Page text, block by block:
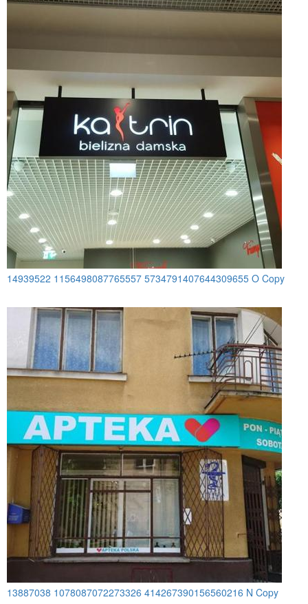
14939522 1156498087765557 5734791407644309655 O Copy
13887038 1078087072273326 414267390156560216 N Copy